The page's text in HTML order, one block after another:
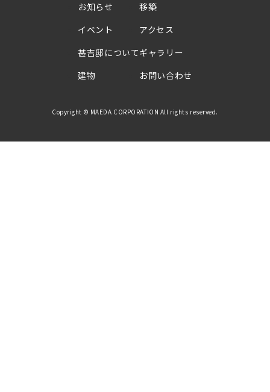
お知らせ
イベント
甚吉邸について
建物
移築
アクセス
ギャラリー
お問い合わせ
Copyright © MAEDA CORPORATION All rights reserved.